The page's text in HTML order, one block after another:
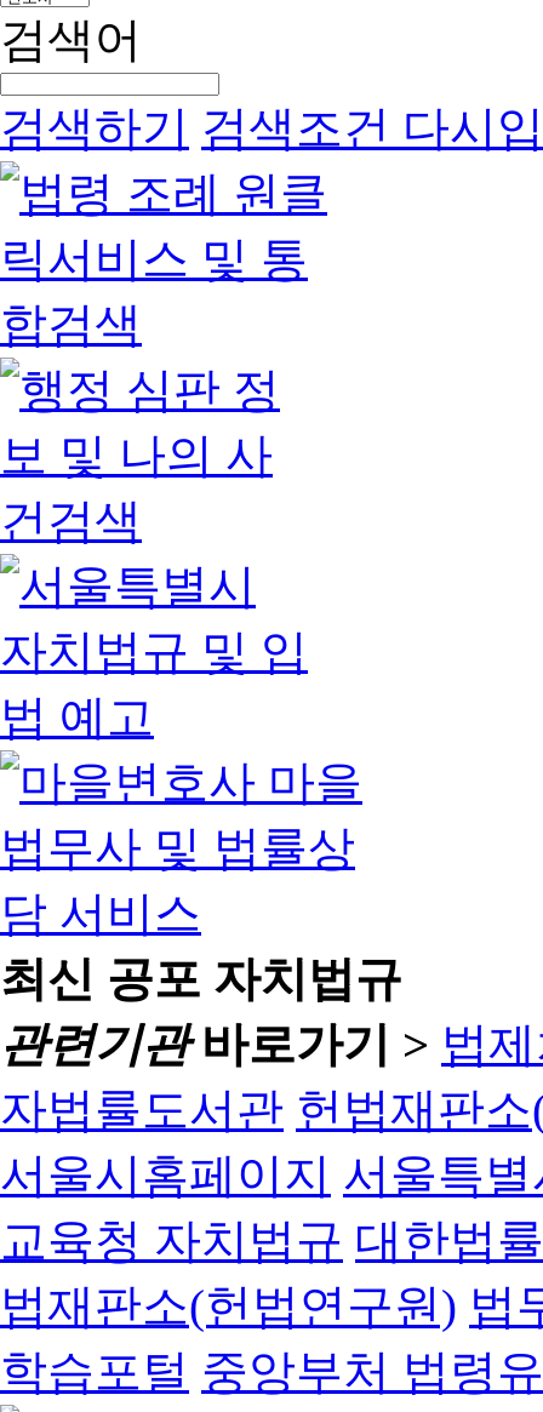
검색어
검색하기 검색조건 다시
최신 공포 자치법규
관련기관바로가기 > 법
자법률도서관 헌법재판
서울시홈페이지 서울특
교육청 자치법규 대한법
법재판소(헌법연구원) 법
학습포털 중앙부처 법령